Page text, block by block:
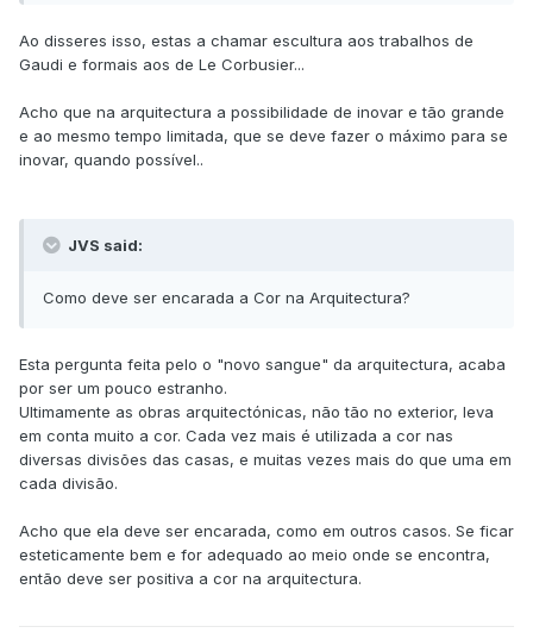
Ao disseres isso, estas a chamar escultura aos trabalhos de
Gaudi e formais aos de Le Corbusier...
Acho que na arquitectura a possibilidade de inovar e tão grande
e ao mesmo tempo limitada, que se deve fazer o máximo para se
inovar, quando possível..
JVS said:
Como deve ser encarada a Cor na Arquitectura?
Esta pergunta feita pelo o "novo sangue" da arquitectura, acaba
por ser um pouco estranho.
Ultimamente as obras arquitectónicas, não tão no exterior, leva
em conta muito a cor. Cada vez mais é utilizada a cor nas
diversas divisões das casas, e muitas vezes mais do que uma em
cada divisão.
Acho que ela deve ser encarada, como em outros casos. Se ficar
esteticamente bem e for adequado ao meio onde se encontra,
então deve ser positiva a cor na arquitectura.